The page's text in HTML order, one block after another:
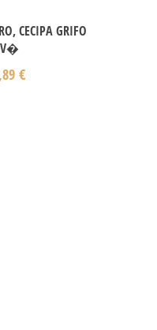
CECIPA GRIFO
V�
€